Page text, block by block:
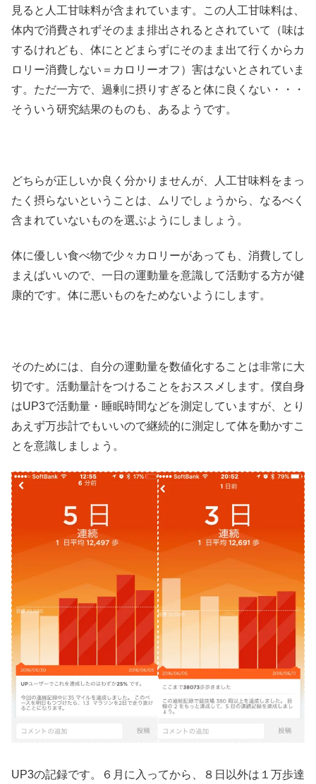
見ると人工甘味料が含まれています。この人工甘味料は、
体内で消費されずそのまま排出されるとされていて（味は
するけれども、体にとどまらずにそのまま出て行くからカ
ロリー消費しない＝カロリーオフ）害はないとされていま
す。ただ一方で、過剰に摂りすぎると体に良くない・・・
そういう研究結果のものも、あるようです。
どちらが正しいか良く分かりませんが、人工甘味料をまっ
たく摂らないということは、ムリでしょうから、なるべく
含まれていないものを選ぶようにしましょう。
体に優しい食べ物で少々カロリーがあっても、消費してし
まえばいいので、一日の運動量を意識して活動する方が健
康的です。体に悪いものをためないようにします。
そのためには、自分の運動量を数値化することは非常に大
切です。活動量計をつけることをおススメします。僕自身
はUP3で活動量・睡眠時間などを測定していますが、とり
あえず万歩計でもいいので継続的に測定して体を動かすこ
とを意識しましょう。
UP3の記録です。６月に入ってから、８日以外は１万歩達